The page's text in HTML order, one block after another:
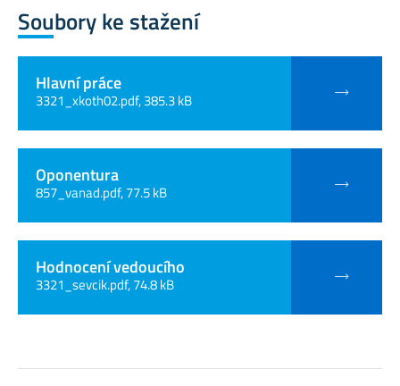
Soubory ke stažení
Hlavní práce
3321_xkoth02.pdf, 385.3 kB
Oponentura
857_vanad.pdf, 77.5 kB
Hodnocení vedoucího
3321_sevcik.pdf, 74.8 kB